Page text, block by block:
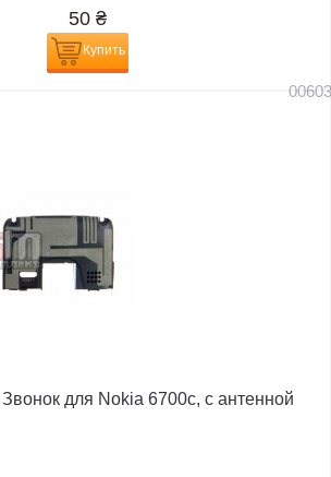
50 ₴
Купить
Звонок для Nokia 6700c, с антенной